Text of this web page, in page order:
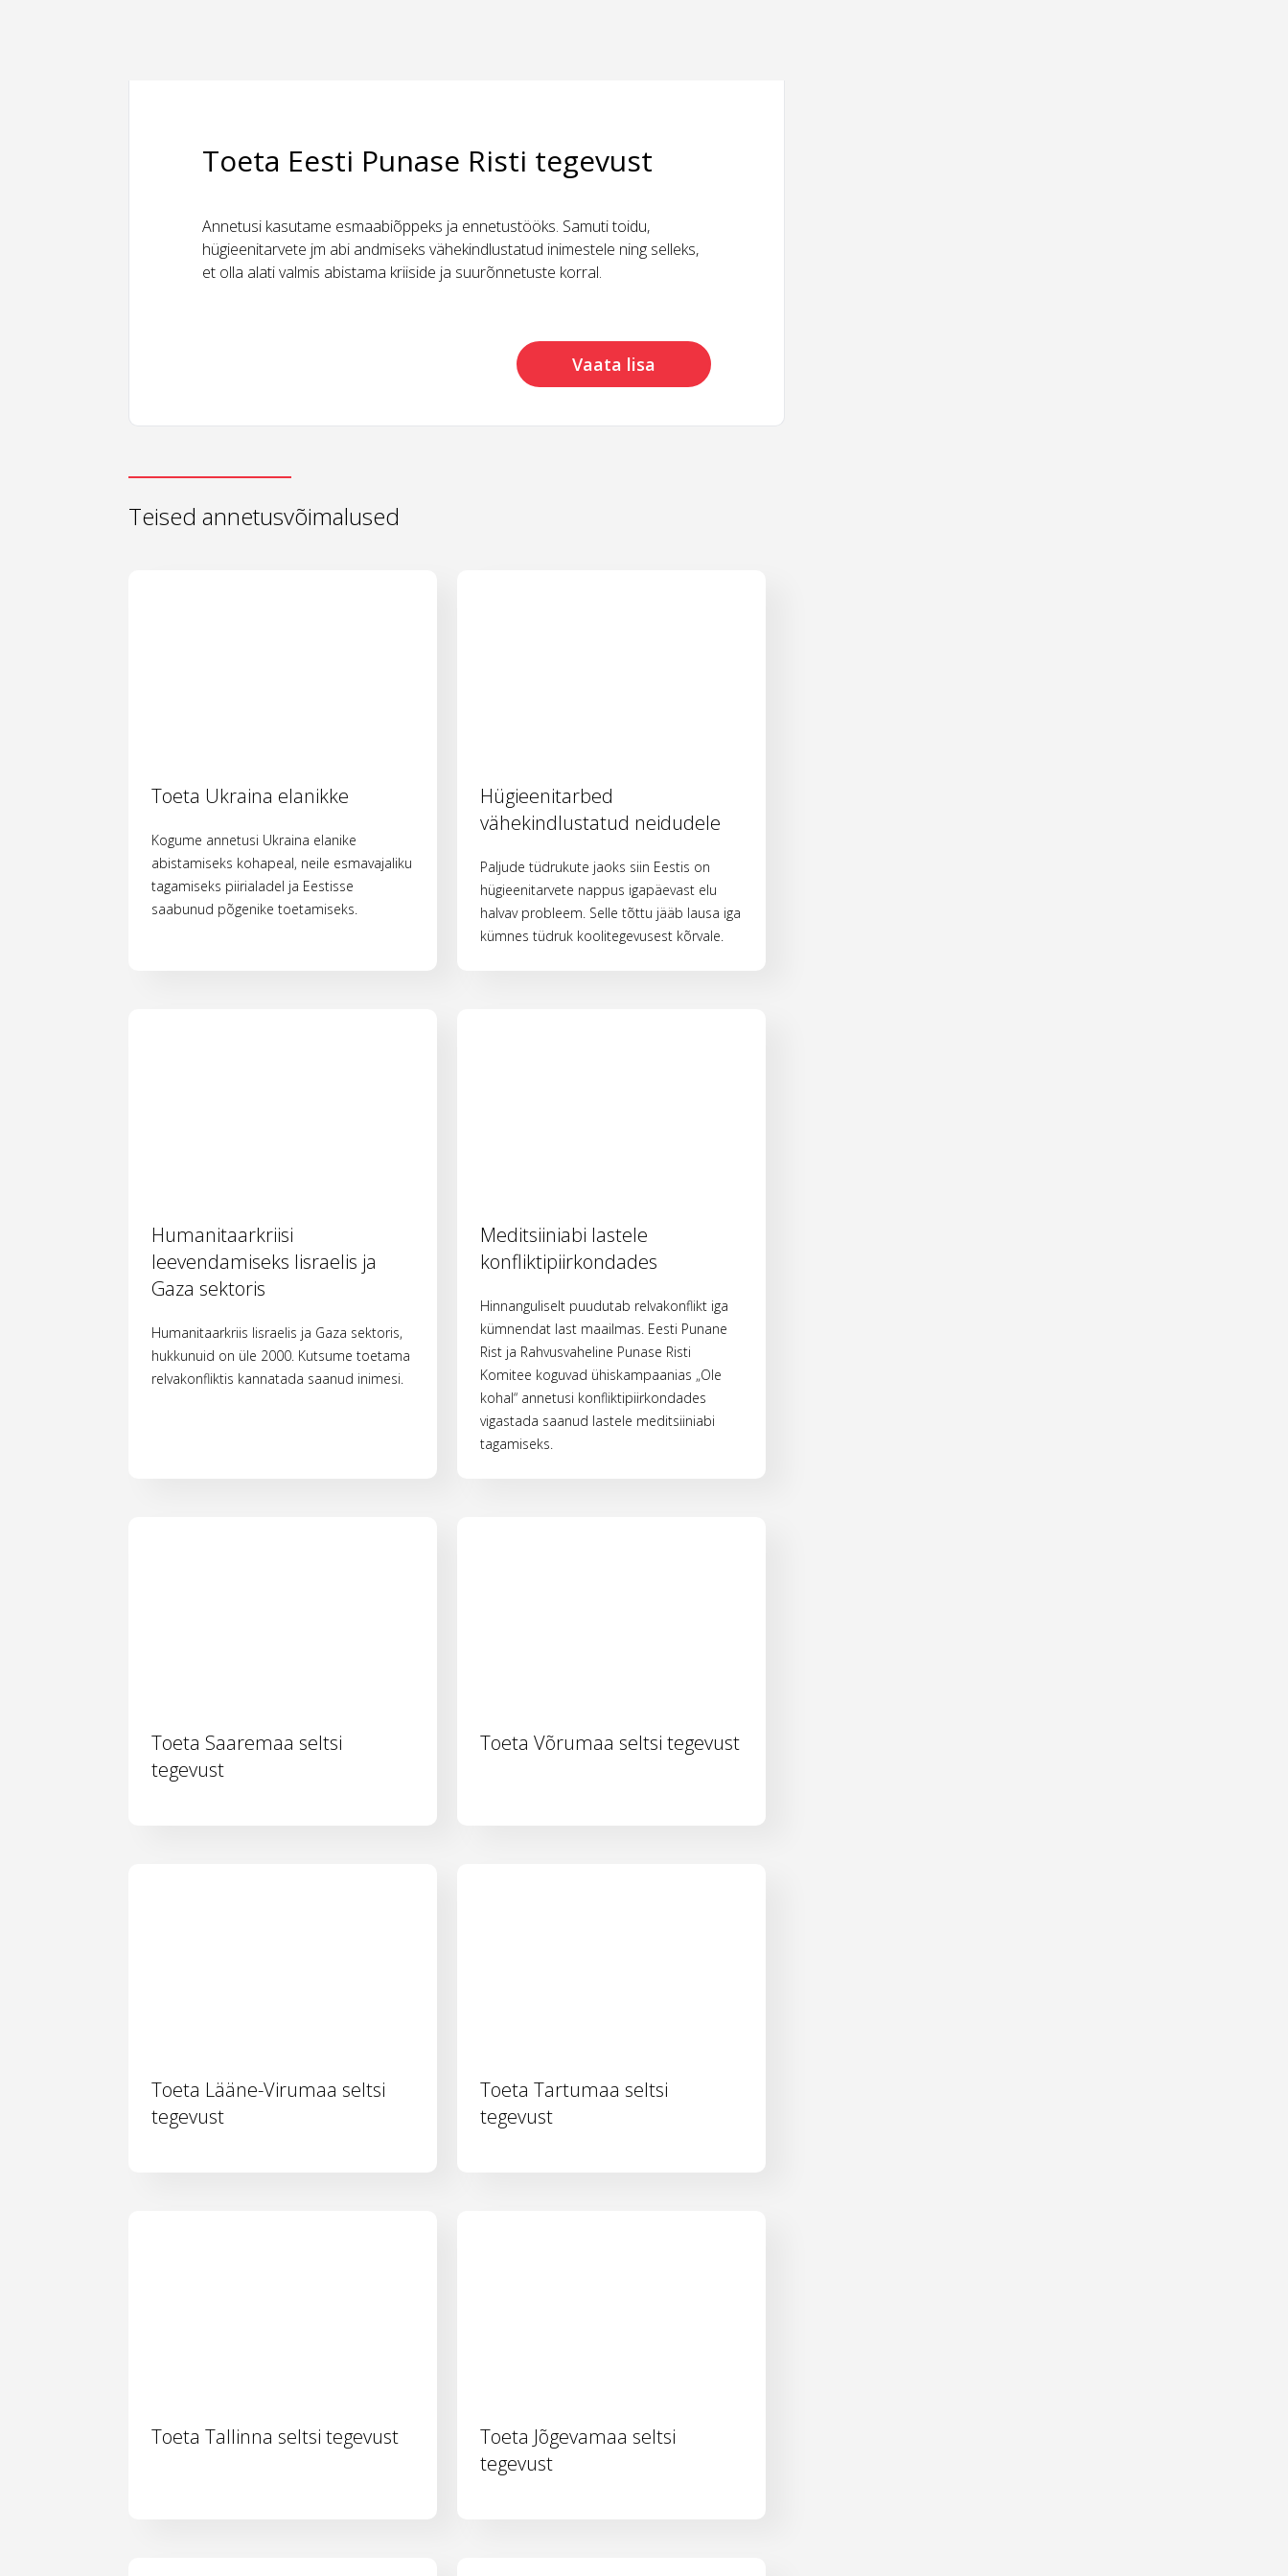
Toeta Eesti Punase Risti tegevust
Annetusi kasutame esmaabiõppeks ja ennetustööks. Samuti toidu,
hügieenitarvete jm abi andmiseks vähekindlustatud inimestele ning selleks,
et olla alati valmis abistama kriiside ja suurõnnetuste korral.
Vaata lisa
Teised annetusvõimalused
Toeta Ukraina elanikke
Kogume annetusi Ukraina elanike
abistamiseks kohapeal, neile esmavajaliku
tagamiseks piirialadel ja Eestisse
saabunud põgenike toetamiseks.
Hügieenitarbed
vähekindlustatud neidudele
Paljude tüdrukute jaoks siin Eestis on
hügieenitarvete nappus igapäevast elu
halvav probleem. Selle tõttu jääb lausa iga
kümnes tüdruk koolitegevusest kõrvale.
Humanitaarkriisi
leevendamiseks Iisraelis ja
Gaza sektoris
Humanitaarkriis Iisraelis ja Gaza sektoris,
hukkunuid on üle 2000. Kutsume toetama
relvakonfliktis kannatada saanud inimesi.
Meditsiiniabi lastele
konfliktipiirkondades
Hinnanguliselt puudutab relvakonflikt iga
kümnendat last maailmas. Eesti Punane
Rist ja Rahvusvaheline Punase Risti
Komitee koguvad ühiskampaanias „Ole
kohal“ annetusi konfliktipiirkondades
vigastada saanud lastele meditsiiniabi
tagamiseks.
Toeta Saaremaa seltsi
tegevust
Toeta Võrumaa seltsi tegevust
Toeta Lääne-Virumaa seltsi
tegevust
Toeta Tartumaa seltsi
tegevust
Toeta Tallinna seltsi tegevust
Toeta Jõgevamaa seltsi
tegevust